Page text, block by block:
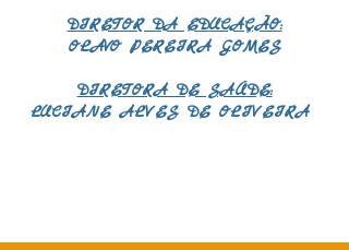
DIRETOR DA EDUCAÇÃO:
OLAVO PEREIRA GOMES
DIRETORA DE SAÚDE:
LUCIANE ALVES DE OLIVEIRA